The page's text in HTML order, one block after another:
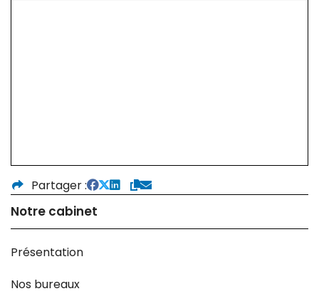
Partager
Notre cabinet
Présentation
Nos bureaux